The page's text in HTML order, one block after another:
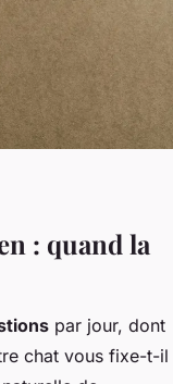
: quand la
par jour, dont
chat vous fixe-t-il